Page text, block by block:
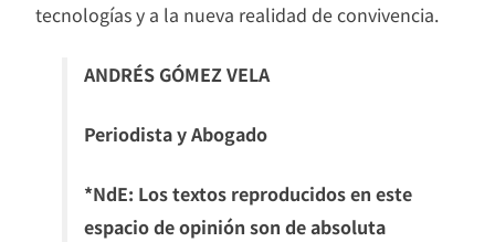
tecnologías y a la nueva realidad de convivencia.
ANDRÉS GÓMEZ VELA
Periodista y Abogado
*NdE: Los textos reproducidos en este
espacio de opinión son de absoluta